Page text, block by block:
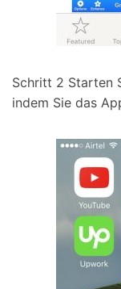
Schritt 2 Starten
indem Sie das